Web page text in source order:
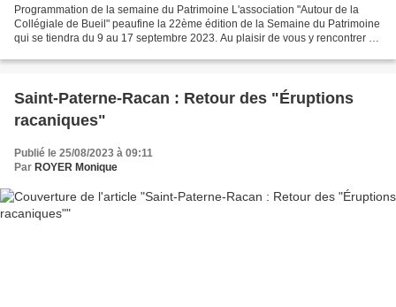
Programmation de la semaine du Patrimoine L'association "Autour de la
Collégiale de Bueil" peaufine la 22ème édition de la Semaine du Patrimoine
qui se tiendra du 9 au 17 septembre 2023. Au plaisir de vous y rencontrer à
Saint-Paterne-Racan : Retour des "Éruptions
racaniques"
Publié le 25/08/2023 à 09:11
Par ROYER Monique